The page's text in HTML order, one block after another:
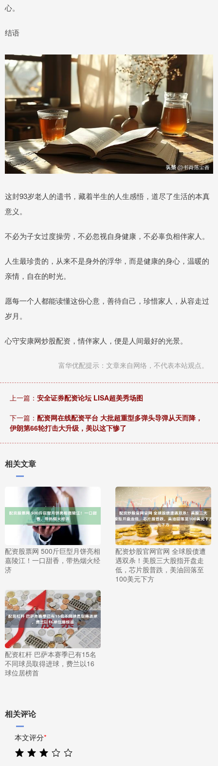
心。
结语
这封93岁老人的遗书，藏着半生的人生感悟，道尽了生活的本真
意义。
不必为子女过度操劳，不必忽视自身健康，不必辜负相伴家人。
人生最珍贵的，从来不是身外的浮华，而是健康的身心，温暖的
亲情，自在的时光。
愿每一个人都能读懂这份心意，善待自己，珍惜家人，从容走过
岁月。
心守安康网炒股配资，情伴家人，便是人间最好的光景。
富华优配提示：文章来自网络，不代表本站观点。
上一篇： 安全证券配资论坛 LISA超美秀场图
下一篇： 配资网在线配资平台 大批超重型多弹头导弹从天而降，
伊朗第66轮打击大升级，美以这下惨了
相关文章
配资股票网 500斤巨型月饼亮相
嘉陵江！一口甜香，带热烟火经
济
配资炒股官网官网 全球股债遭
遇双杀！美股三大股指开盘走
低，芯片股普跌，美油回落至
100美元下方
配资杠杆 巴萨本赛季已有15名
不同球员取得进球，费兰以16
球位居榜首
相关评论
本文评分*